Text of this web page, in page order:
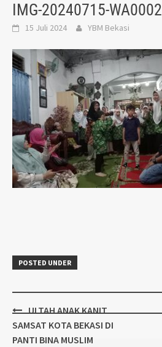
IMG-20240715-WA0002
15 Juli 2024 YBM Bekasi
POSTED UNDER
Post
navigation
ULTAH ANAK KANIT
SAMSAT KOTA BEKASI DI
PANTI BINA MUSLIM